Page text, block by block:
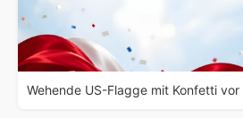
Wehende US-Flagge mit Konfetti vor